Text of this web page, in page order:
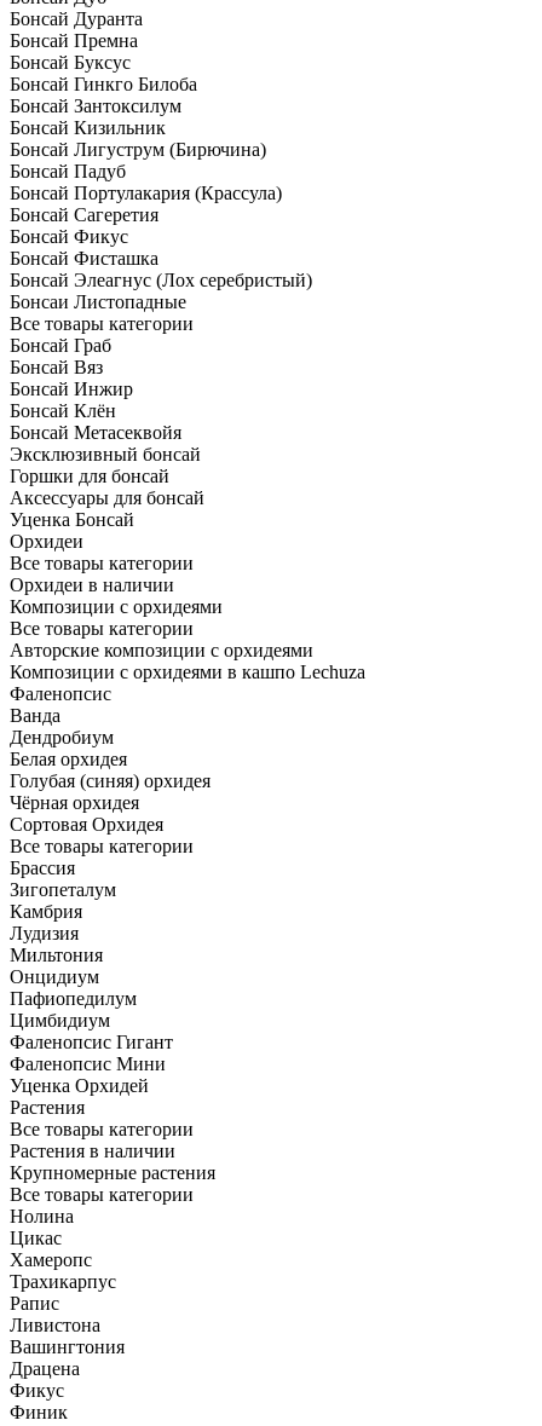
Бонсай Дуранта
Бонсай Премна
Бонсай Буксус
Бонсай Гинкго Билоба
Бонсай Зантоксилум
Бонсай Кизильник
Бонсай Лигуструм (Бирючина)
Бонсай Падуб
Бонсай Портулакария (Крассула)
Бонсай Сагеретия
Бонсай Фикус
Бонсай Фисташка
Бонсай Элеагнус (Лох серебристый)
Бонсаи Листопадные
Все товары категории
Бонсай Граб
Бонсай Вяз
Бонсай Инжир
Бонсай Клён
Бонсай Метасеквойя
Эксклюзивный бонсай
Горшки для бонсай
Аксессуары для бонсай
Уценка Бонсай
Орхидеи
Все товары категории
Орхидеи в наличии
Композиции с орхидеями
Все товары категории
Авторские композиции с орхидеями
Композиции с орхидеями в кашпо Lechuza
Фаленопсис
Ванда
Дендробиум
Белая орхидея
Голубая (синяя) орхидея
Чёрная орхидея
Сортовая Орхидея
Все товары категории
Брассия
Зигопеталум
Камбрия
Лудизия
Мильтония
Онцидиум
Пафиопедилум
Цимбидиум
Фаленопсис Гигант
Фаленопсис Мини
Уценка Орхидей
Растения
Все товары категории
Растения в наличии
Крупномерные растения
Все товары категории
Нолина
Цикас
Хамеропс
Трахикарпус
Рапис
Ливистона
Вашингтония
Драцена
Фикус
Финик